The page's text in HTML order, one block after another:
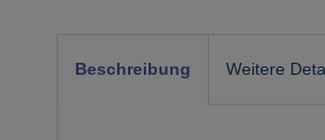
Beschreibung Weitere